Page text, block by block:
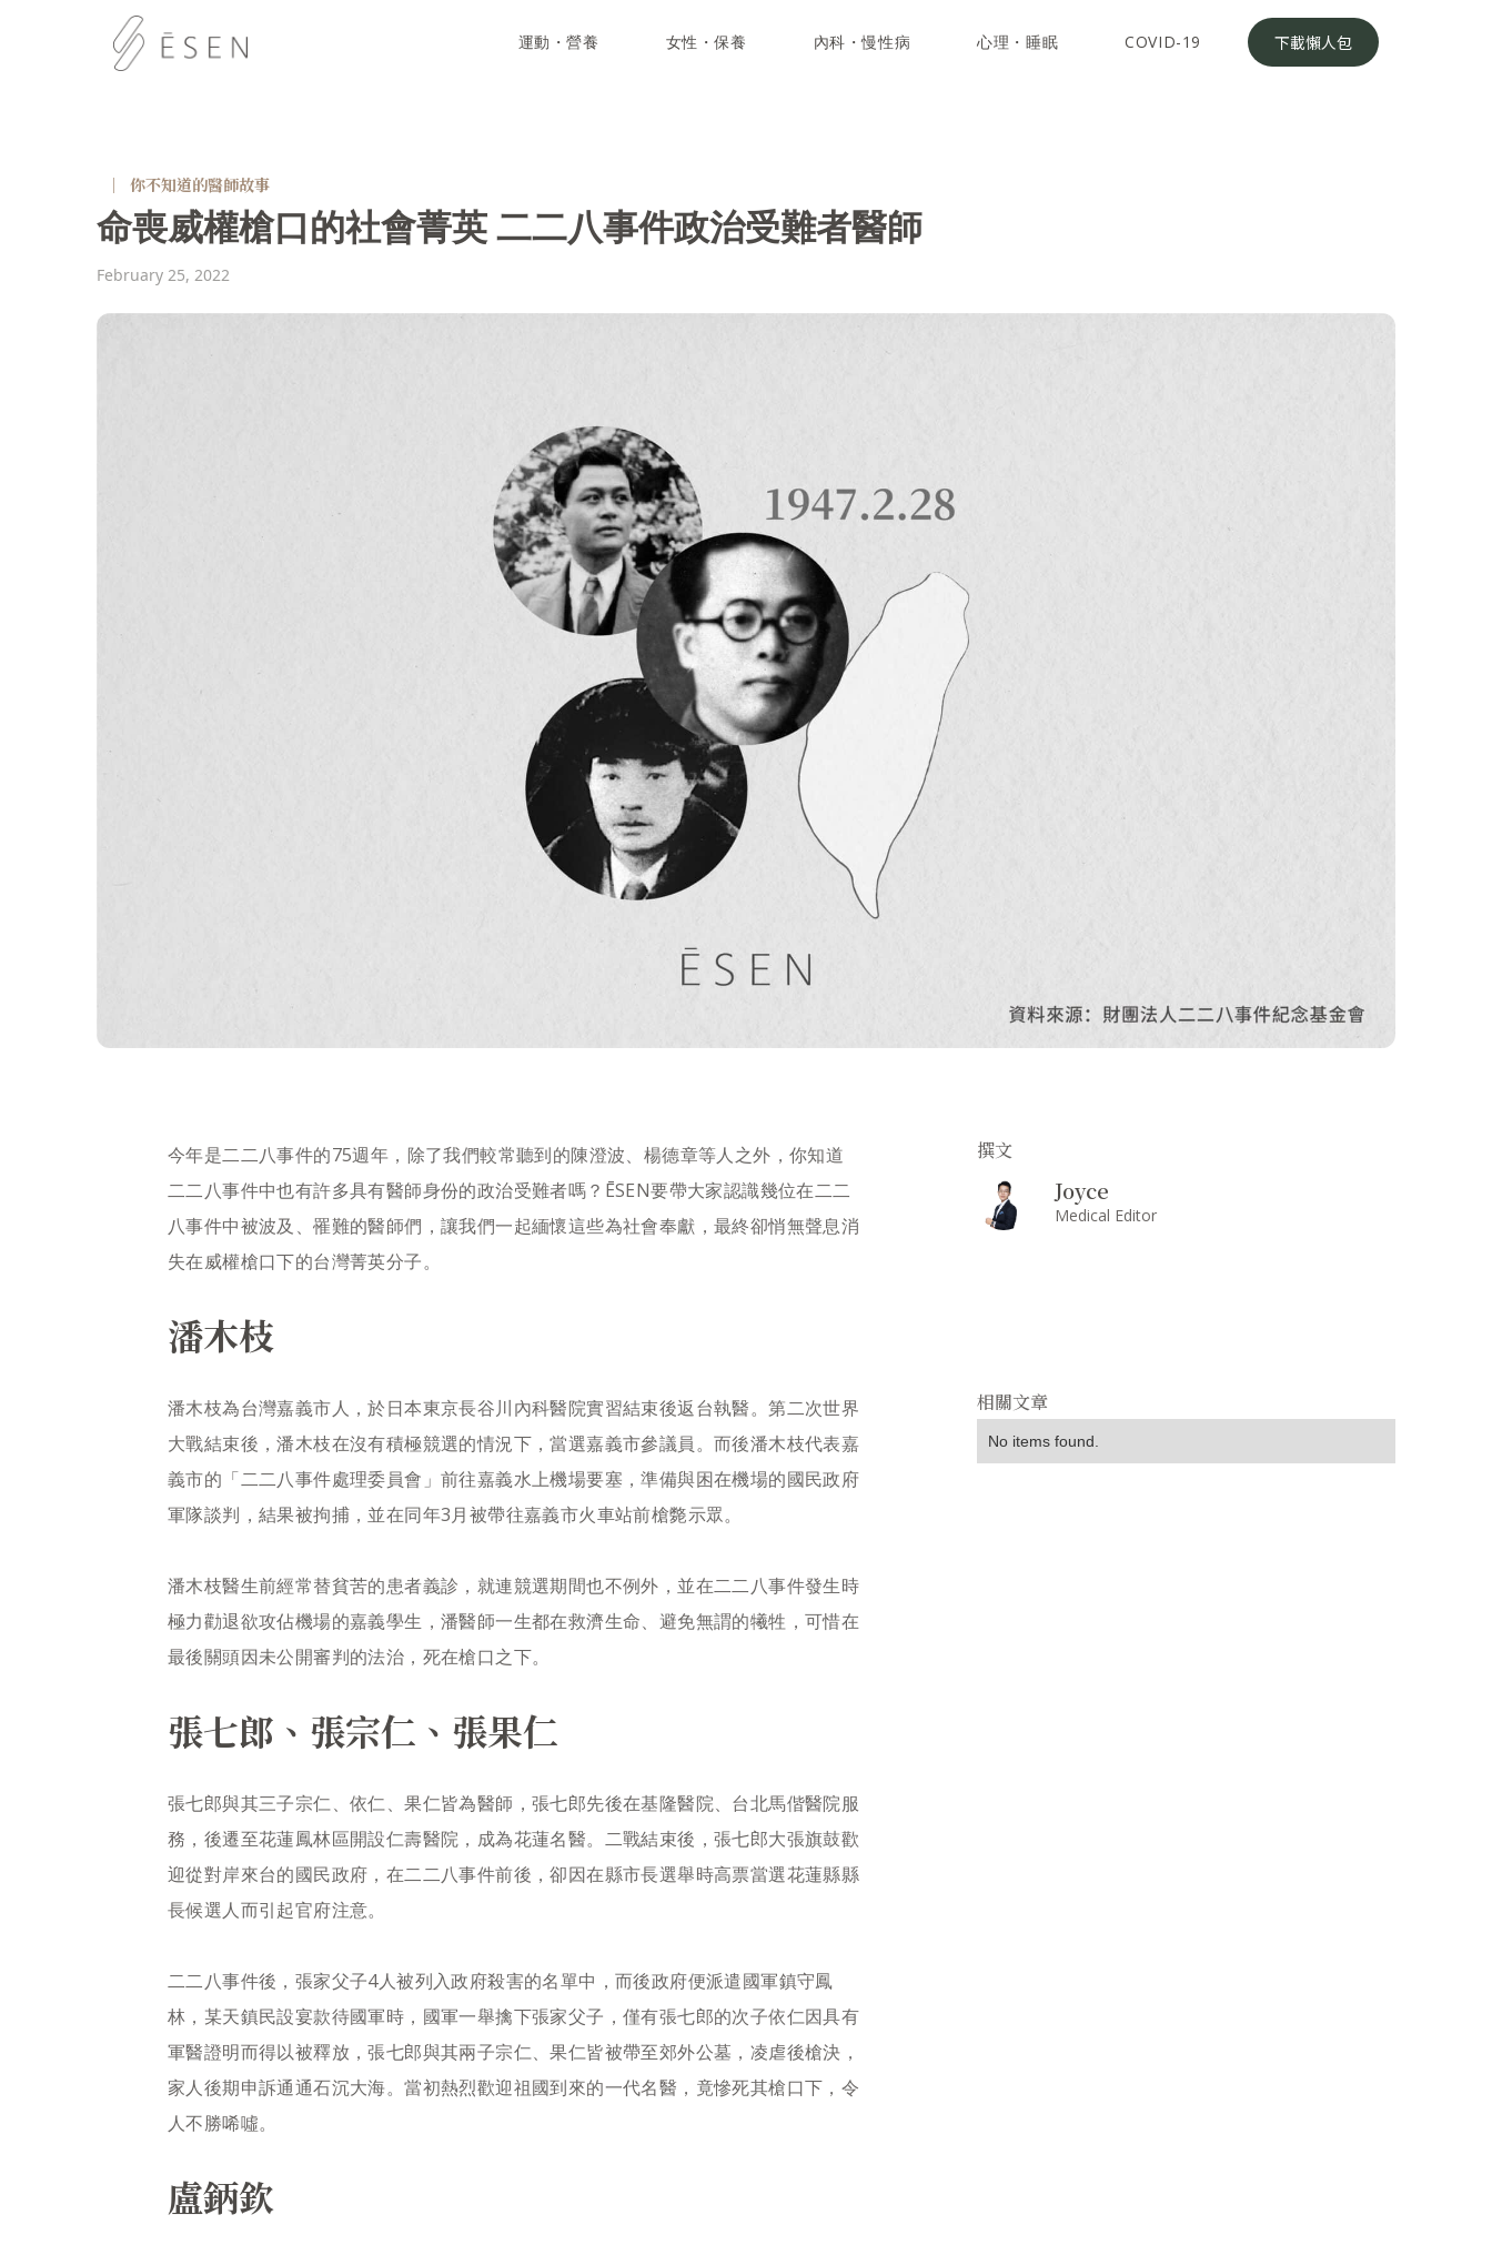
運動・營養 女性・保養 內科・慢性病 心理・睡眠 COVID-19 下載懶人包
｜ 你不知道的醫師故事
命喪威權槍口的社會菁英 二二八事件政治受難者醫師
February 25, 2022
今年是二二八事件的75週年，除了我們較常聽到的陳澄波、楊德章等人之外，你知道
二二八事件中也有許多具有醫師身份的政治受難者嗎？ĒSEN要帶大家認識幾位在二二
八事件中被波及、罹難的醫師們，讓我們一起緬懷這些為社會奉獻，最終卻悄無聲息消
失在威權槍口下的台灣菁英分子。
潘木枝
潘木枝為台灣嘉義市人，於日本東京長谷川內科醫院實習結束後返台執醫。第二次世界
大戰結束後，潘木枝在沒有積極競選的情況下，當選嘉義市參議員。而後潘木枝代表嘉
義市的「二二八事件處理委員會」前往嘉義水上機場要塞，準備與困在機場的國民政府
軍隊談判，結果被拘捕，並在同年3月被帶往嘉義市火車站前槍斃示眾。
潘木枝醫生前經常替貧苦的患者義診，就連競選期間也不例外，並在二二八事件發生時
極力勸退欲攻佔機場的嘉義學生，潘醫師一生都在救濟生命、避免無謂的犧牲，可惜在
最後關頭因未公開審判的法治，死在槍口之下。
張七郎、張宗仁、張果仁
張七郎與其三子宗仁、依仁、果仁皆為醫師，張七郎先後在基隆醫院、台北馬偕醫院服
務，後遷至花蓮鳳林區開設仁壽醫院，成為花蓮名醫。二戰結束後，張七郎大張旗鼓歡
迎從對岸來台的國民政府，在二二八事件前後，卻因在縣市長選舉時高票當選花蓮縣縣
長候選人而引起官府注意。
二二八事件後，張家父子4人被列入政府殺害的名單中，而後政府便派遣國軍鎮守鳳
林，某天鎮民設宴款待國軍時，國軍一舉擒下張家父子，僅有張七郎的次子依仁因具有
軍醫證明而得以被釋放，張七郎與其兩子宗仁、果仁皆被帶至郊外公墓，凌虐後槍決，
家人後期申訴通通石沉大海。當初熱烈歡迎祖國到來的一代名醫，竟慘死其槍口下，令
人不勝唏噓。
盧鈵欽
撰文
Joyce
Medical Editor
相關文章
No items found.